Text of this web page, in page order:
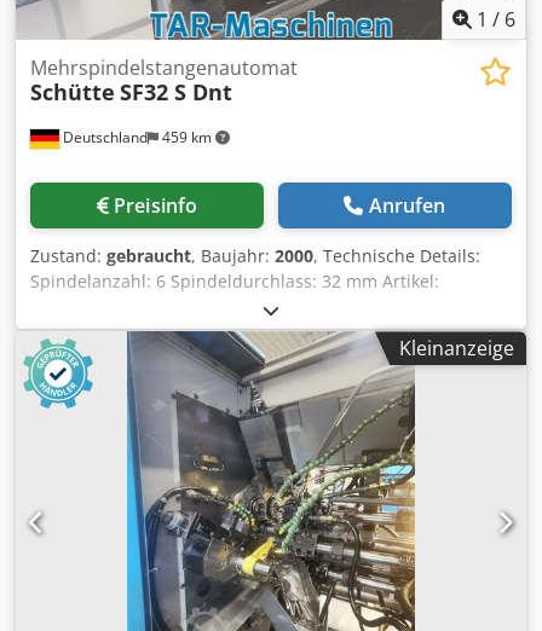
1 / 6
Deutschland 459 km
Mehrspindelstangenautomat
Schütte SF32 S Dnt
Preisinfo Anrufen
Zustand: gebraucht, Baujahr: 2000, Technische Details:
Spindelanzahl: 6 Spindeldurchlass: 32 mm Artikel:
kurvengesteuerter Mehrspindeldrehautomat Fabrikat:
Schütte Typ: SF32 S Dnt Baujahr: 2000 Achtspindel-
Drehautomat mit 6 Hauptspindeln max. Nenn-Durchlass:
D=32mm stirnverzahnte Spindeltrommel, Greifer,
Ölnebelfilter Elbaron, geteilte Auffangrutsche, Schnittstelle
für: Stangen-Lademagazin IEMCA PRA (optional I: IEMCA
PRA52/42/F); Kühlmittelbehälter mit Scharnierband-
Späneförderer; Schimpke KSS-Aktivkühler Steuerung:
Siemens S7-300 SPS; Dodpfoyqwviox Ahgjkr
Werkzeugbestückung des Lieferumfangs kann von den
Bildern abweichen; Bitte kontaktieren Sie uns für weitere
Informationen und Bilder über mail(at) oder *
Kleinanzeige